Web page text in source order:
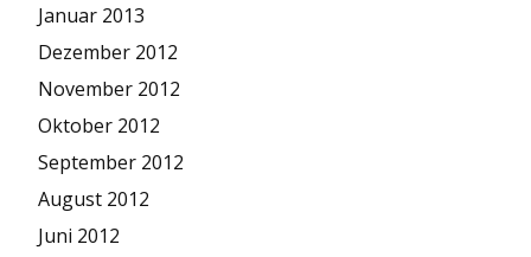
Januar 2013
Dezember 2012
November 2012
Oktober 2012
September 2012
August 2012
Juni 2012